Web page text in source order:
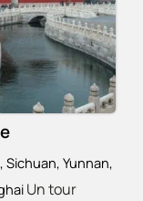
Sichuan, Yunnan,
Un tour